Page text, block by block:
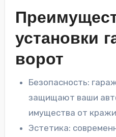
установки
ворот
Безопасность:
защищают ваши
имущества от
Эстетика: